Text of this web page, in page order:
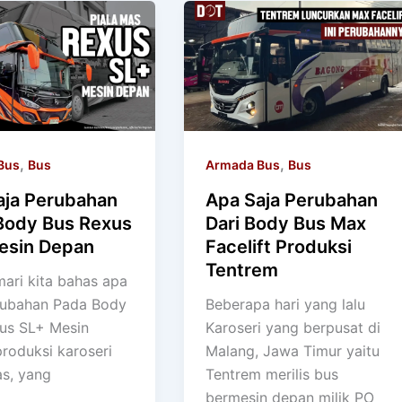
, Bus
Perubahan
Bus Rexus
Depan
kita bahas apa
Pada Body
SL+ Mesin
karoseri
yang
Armada Bus, Bus
Apa Saja Perubahan
Dari Body Bus Max
Facelift Produksi
Tentrem
Beberapa hari yang lalu
Karoseri yang berpusat di
Malang, Jawa Timur yaitu
Tentrem merilis bus
bermesin depan milik PO